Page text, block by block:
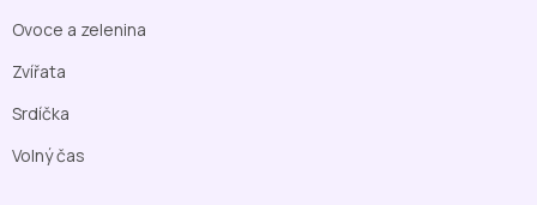
Ovoce a zelenina
Zvířata
Srdíčka
Volný čas